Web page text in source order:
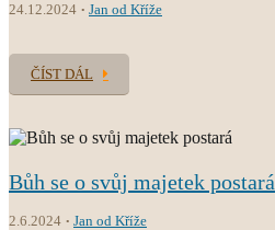
24.12.2024 Jan od Kříže
ČÍST DÁL
Bůh se o svůj majetek postará
2.6.2024 Jan od Kříže